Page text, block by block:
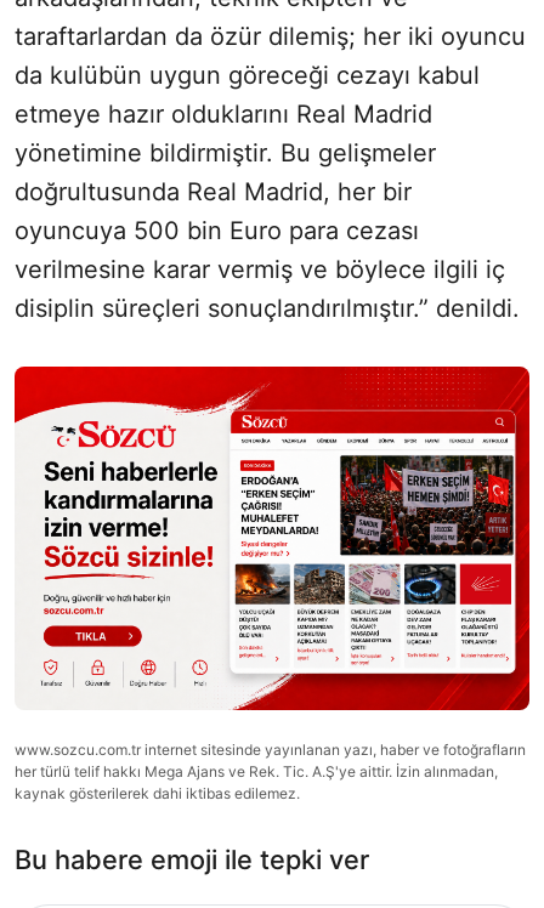
taraftarlardan da özür dilemiş; her iki oyuncu
da kulübün uygun göreceği cezayı kabul
etmeye hazır olduklarını Real Madrid
yönetimine bildirmiştir. Bu gelişmeler
doğrultusunda Real Madrid, her bir
oyuncuya 500 bin Euro para cezası
verilmesine karar vermiş ve böylece ilgili iç
disiplin süreçleri sonuçlandırılmıştır.” denildi.
www.sozcu.com.tr internet sitesinde yayınlanan yazı, haber ve fotoğrafların
her türlü telif hakkı Mega Ajans ve Rek. Tic. A.Ş'ye aittir. İzin alınmadan,
kaynak gösterilerek dahi iktibas edilemez.
Bu habere emoji ile tepki ver